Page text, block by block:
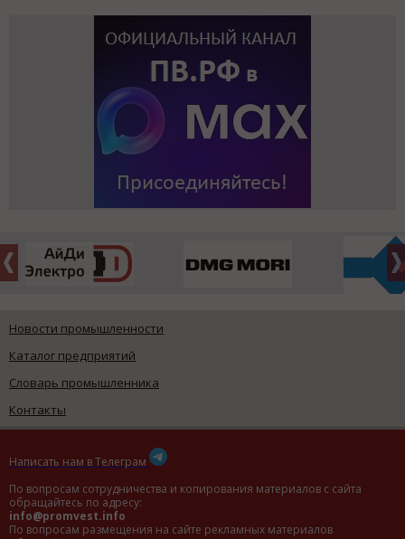
Новости промышленности
Каталог предприятий
Словарь промышленника
Контакты
Написать нам в Телеграм
По вопросам сотрудничества и копирования материалов с сайта
обращайтесь по адресу:
info@promvest.info
По вопросам размещения на сайте рекламных материалов